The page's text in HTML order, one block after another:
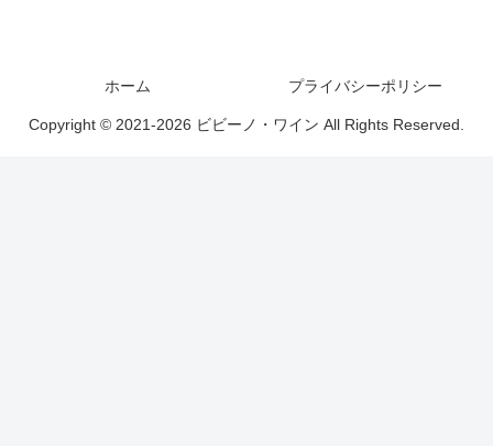
ホーム プライバシーポリシー
Copyright © 2021-2026 ビビーノ・ワイン All Rights Reserved.